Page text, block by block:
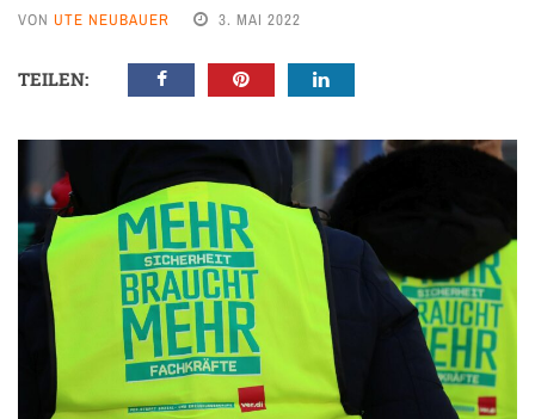
VON UTE NEUBAUER 3. MAI 2022
TEILEN: